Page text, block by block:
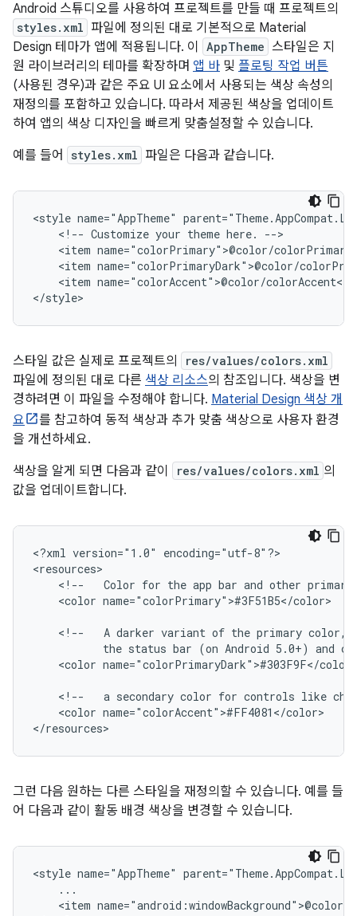
Android 스튜디오를 사용하여 프로젝트를 만들 때 프로젝트의
styles.xml 파일에 정의된 대로 기본적으로 Material
Design 테마가 앱에 적용됩니다. 이
AppTheme 스타일은 지
원 라이브러리의 테마를 확장하며 앱 바 및 플로팅 작업 버튼
(사용된 경우)과 같은 주요 UI 요소에서 사용되는 색상 속성의
재정의를 포함하고 있습니다. 따라서 제공된 색상을 업데이트
하여 앱의 색상 디자인을 빠르게 맞춤설정할 수 있습니다.
예를 들어
styles.xml 파일은 다음과 같습니다.
<style name="AppTheme"
<!-- Customize your theme here.
<item
<item
<item name="colorAccent">@color/colorAccent</
</style>
스타일 값은 실제로 프로젝트의 res/values/colors.xml
파일에 정의된 대로 다른 색상 리소스의 참조입니다. 색상을 변
경하려면 이 파일을 수정해야 합니다. Material Design 색상 개
요
를 참고하여 동적 색상과 추가 맞춤 색상으로 사용자 환경
을 개선하세요.
색상을 알게 되면 다음과 같이
res/values/colors.xml 의
값을 업데이트합니다.
<?xml version="1.0"
encoding="utf-8"?>
<!--
Color for the app bar and other primary
<color name="colorPrimary">#3F51B5</color>
<!-- A darker variant of the primary color,
the status bar (on Android 5.0+) and
<color name="colorPrimaryDark">#303F9F</color>
<!-- a secondary color for controls like
<color name="colorAccent">#FF4081</color>
</resources>
그런 다음 원하는 다른 스타일을 재정의할 수 있습니다. 예를 들
어 다음과 같이 활동 배경 색상을 변경할 수 있습니다.
<style name="AppTheme"
<item